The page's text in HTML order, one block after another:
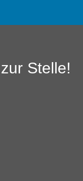
Stelle!